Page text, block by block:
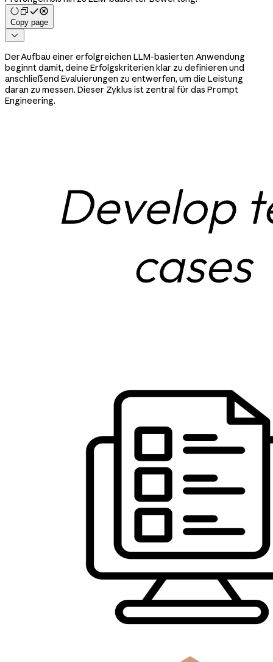
Copy page

Der Aufbau einer erfolgreichen LLM-basierten Anwendung
beginnt damit, deine Erfolgskriterien klar zu definieren und
anschließend Evaluierungen zu entwerfen, um die Leistung
daran zu messen. Dieser Zyklus ist zentral für das Prompt
Engineering.